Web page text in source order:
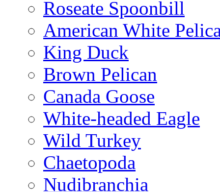
Roseate Spoonbill
American White
King Duck
Brown Pelican
Canada Goose
White-headed Eagle
Wild Turkey
Chaetopoda
Nudibranchia